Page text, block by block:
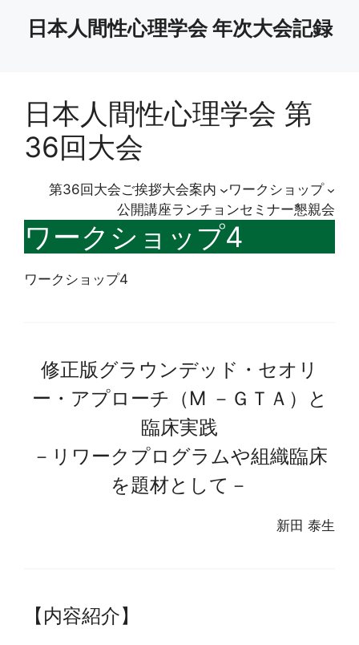
日本人間性心理学会 年次大会記録
日本人間性心理学会 第
36回大会
第36回大会ご挨拶大会案内
ワークショップ
公開講座ランチョンセミナー懇親会
ワークショップ4
ワークショップ4
修正版グラウンデッド・セオリ
ー・アプローチ（M －ＧＴＡ）と
臨床実践
－リワークプログラムや組織臨床
を題材として－
新田 泰生
【内容紹介】